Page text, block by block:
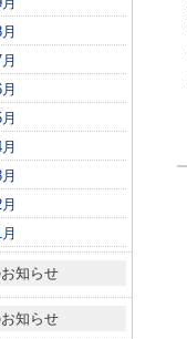
知らせ
知らせ